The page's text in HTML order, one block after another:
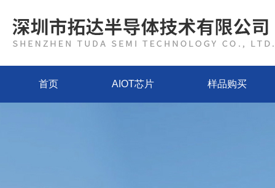
首页 AIOT芯片 样品购买